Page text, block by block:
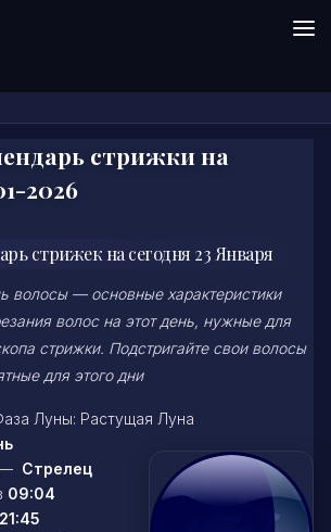
стрижки на
2026
стрижек на сегодня 23 Января
волосы — основные характеристики
волос на этот день, нужные для
стрижки. Подстригайте свои волосы
для этого дни
Луны: Растущая Луна
— Стрелец
09:04
21:45